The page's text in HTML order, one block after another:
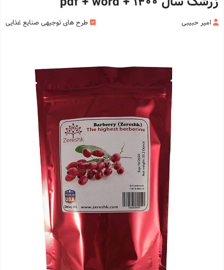
امیر حبیبی طرح های توجیهی صنایع غذایی